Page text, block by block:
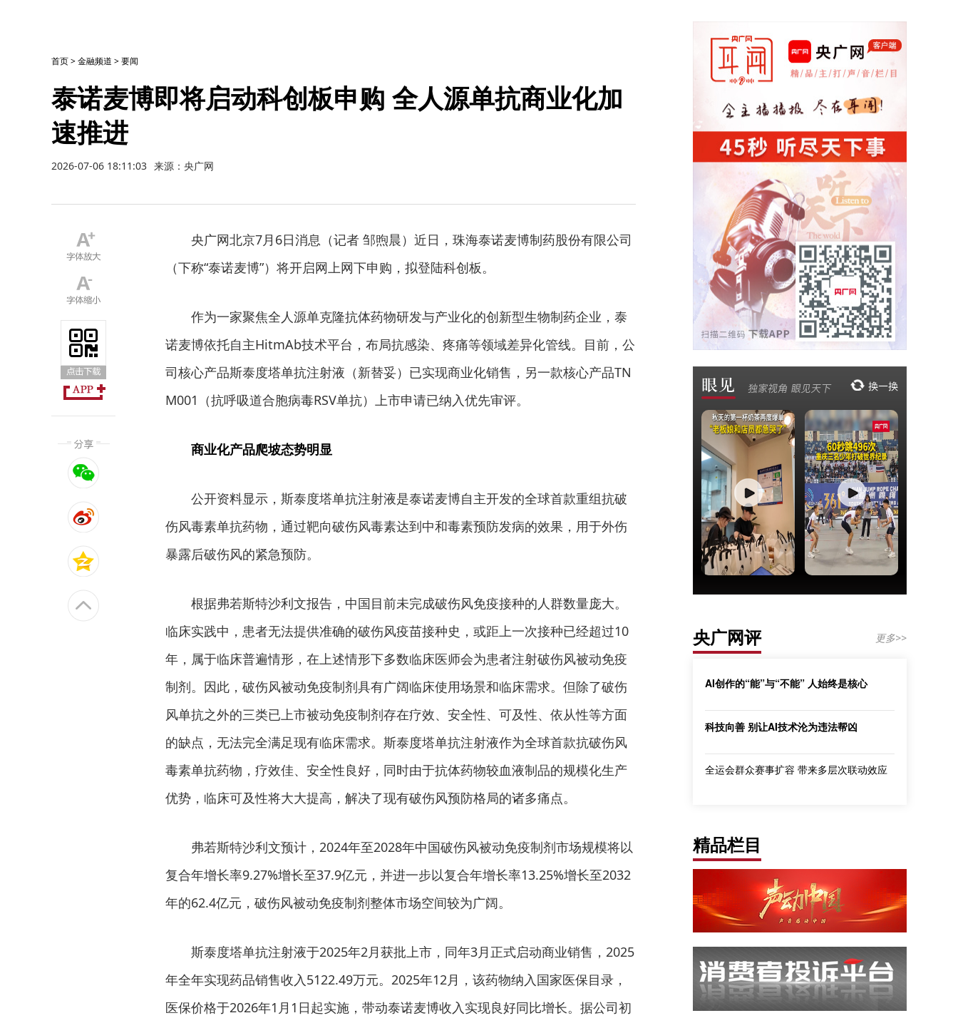
首页>金融频道 >要闻
泰诺麦博即将启动科创板申购 全人源单抗商业化加
速推进
2026-07-06 18:11:03 来源：央广网
央广网北京7月6日消息（记者 邹煦晨）近日，珠海泰诺麦博制药股份有限公司
（下称“泰诺麦博”）将开启网上网下申购，拟登陆科创板。
作为一家聚焦全人源单克隆抗体药物研发与产业化的创新型生物制药企业，泰
诺麦博依托自主HitmAb技术平台，布局抗感染、疼痛等领域差异化管线。目前，公
司核心产品斯泰度塔单抗注射液（新替妥）已实现商业化销售，另一款核心产品TN
M001（抗呼吸道合胞病毒RSV单抗）上市申请已纳入优先审评。
商业化产品爬坡态势明显
公开资料显示，斯泰度塔单抗注射液是泰诺麦博自主开发的全球首款重组抗破
伤风毒素单抗药物，通过靶向破伤风毒素达到中和毒素预防发病的效果，用于外伤
暴露后破伤风的紧急预防。
根据弗若斯特沙利文报告，中国目前未完成破伤风免疫接种的人群数量庞大。
临床实践中，患者无法提供准确的破伤风疫苗接种史，或距上一次接种已经超过10
年，属于临床普遍情形，在上述情形下多数临床医师会为患者注射破伤风被动免疫
制剂。因此，破伤风被动免疫制剂具有广阔临床使用场景和临床需求。但除了破伤
风单抗之外的三类已上市被动免疫制剂存在疗效、安全性、可及性、依从性等方面
的缺点，无法完全满足现有临床需求。斯泰度塔单抗注射液作为全球首款抗破伤风
毒素单抗药物，疗效佳、安全性良好，同时由于抗体药物较血液制品的规模化生产
优势，临床可及性将大大提高，解决了现有破伤风预防格局的诸多痛点。
弗若斯特沙利文预计，2024年至2028年中国破伤风被动免疫制剂市场规模将以
复合年增长率9.27%增长至37.9亿元，并进一步以复合年增长率13.25%增长至2032
年的62.4亿元，破伤风被动免疫制剂整体市场空间较为广阔。
斯泰度塔单抗注射液于2025年2月获批上市，同年3月正式启动商业销售，2025
年全年实现药品销售收入5122.49万元。2025年12月，该药物纳入国家医保目录，
医保价格于2026年1月1日起实施，带动泰诺麦博收入实现良好同比增长。据公司初
央广网评 更多>>
AI创作的“能”与“不能” 人始终是核心
科技向善 别让AI技术沦为违法帮凶
全运会群众赛事扩容 带来多层次联动效应
精品栏目